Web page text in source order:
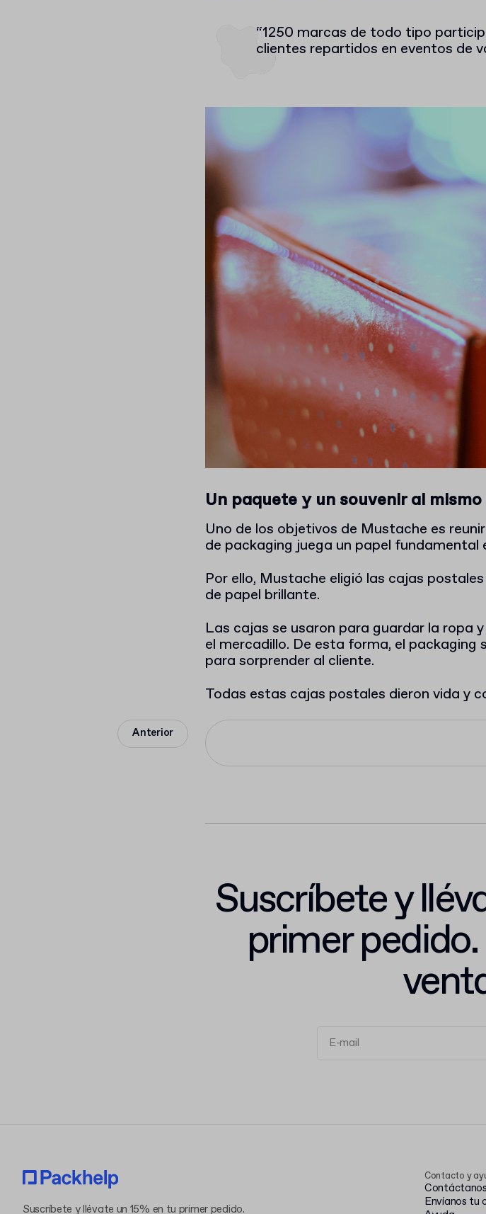
“1250 marcas de todo tipo
clientes repartidos en eventos de
Un paquete y un souvenir al
Uno de los objetivos de Mustache es
de packaging juega un papel
Por ello, Mustache eligió las cajas
de papel brillante.
Las cajas se usaron para guardar la ropa
el mercadillo. De esta forma, el
para sorprender al cliente.
Todas estas cajas postales dieron vida y
Anterior
Suscríbete y
primer pedido.
Contacto y
Contáctanos
Envíanos tu
Suscríbete y llévate un 15% en tu primer pedido.